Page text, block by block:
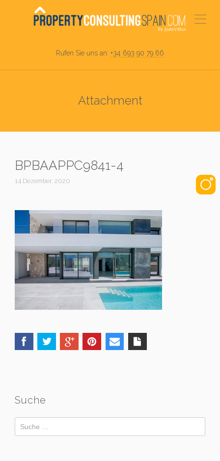
Rufen Sie uns an: +34 693 90 79 66
Attachment
BPBAAPPC9841-4
14 Dezember, 2020
Suche